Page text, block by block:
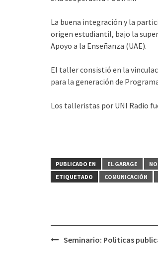
La buena integración y la
origen estudiantil, bajo la
Apoyo a la Enseñanza (UAE).
El taller consistió en la
para la generación de
Los talleristas por UNI Radio
PUBLICADO EN EL GARAGE
ETIQUETADO
COMUNICACIÓN
Seminario: Politicas